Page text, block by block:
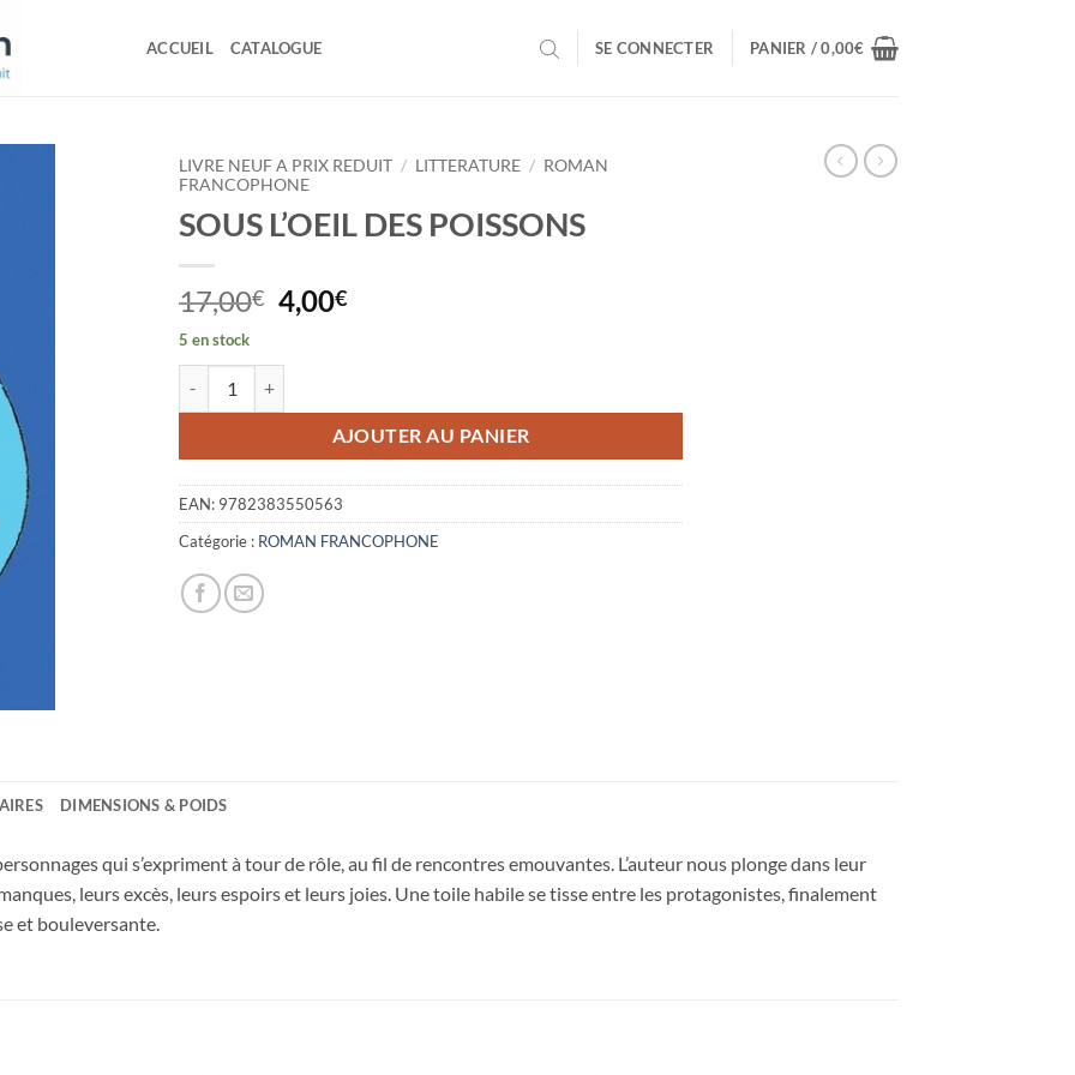
ACCUEIL CATALOGUE SE CONNECTER PANIER /0,00€
LIVRE NEUF A PRIX REDUIT / LITTERATURE / ROMAN
FRANCOPHONE
SOUS L’OEIL DES POISSONS
17,00€ Le
prix
initial
17,00€.
4,00€Le
4,00€.
5 en stock
AJOUTER AU PANIER
EAN: 9782383550563
Catégorie : ROMAN FRANCOPHONE
DIMENSIONS & POIDS
qui s’expriment à tour de rôle, au fil de rencontres emouvantes. L’auteur nous plonge dans leur
leurs excès, leurs espoirs et leurs joies. Une toile habile se tisse entre les protagonistes, finalement
et bouleversante.